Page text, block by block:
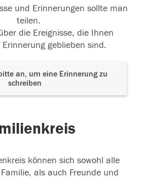
und Erinnerungen sollte man
teilen.
die Ereignisse, die Ihnen
geblieben sind.
an, um eine Erinnerung zu
schreiben
können sich sowohl alle
als auch Freunde und